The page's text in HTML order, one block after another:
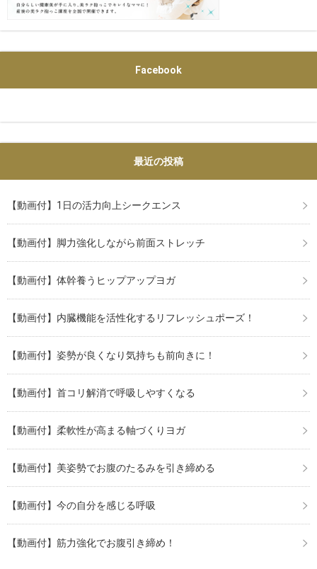
Facebook
最近の投稿
【動画付】1日の活力向上シークエンス
【動画付】脚力強化しながら前面ストレッチ
【動画付】体幹養うヒップアップヨガ
【動画付】内臓機能を活性化するリフレッシュポーズ！
【動画付】姿勢が良くなり気持ちも前向きに！
【動画付】首コリ解消で呼吸しやすくなる
【動画付】柔軟性が高まる軸づくりヨガ
【動画付】美姿勢でお腹のたるみを引き締める
【動画付】今の自分を感じる呼吸
【動画付】筋力強化でお腹引き締め！